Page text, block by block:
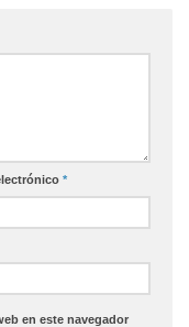
*
en este navegador